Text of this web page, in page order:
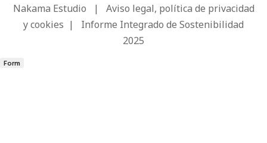
Nakama Estudio | Aviso legal, política de privacidad
y cookies | Informe Integrado de Sostenibilidad
2025
Form